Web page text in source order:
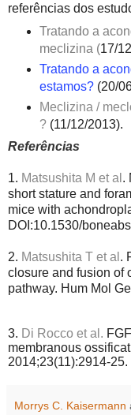
referências dos
Tratando a
meclizina (17/
Tratando a
estamos? (20/
Meclizina /
?(11/12/2013).
Referências
1. Matsushita M et al .
short stature and
mice with
DOI:10.1530/
2. Matsushita T et al .
closure and fusion of
pathway. Hum Mol
3. Di Rocco et al.
membranous
2014;23(11):2914-25.
Morrys C. Kaisermann